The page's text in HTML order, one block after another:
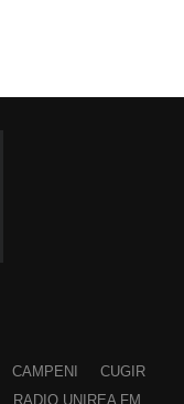
CAMPENI
CUGIR
RADIO UNIREA FM